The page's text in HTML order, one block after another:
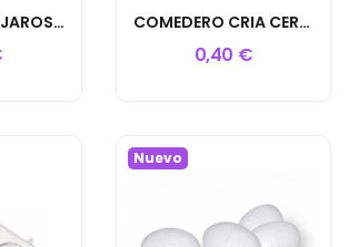
COMEDERO PAJAROS TAPA ESTRELLA COMEDERO CRIA CERRADO CAPILLA
0,40 €
Nuevo